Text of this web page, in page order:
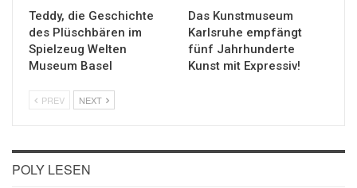
Teddy, die Geschichte
des Plüschbären im
Spielzeug Welten
Museum Basel
Das Kunstmuseum
Karlsruhe empfängt
fünf Jahrhunderte
Kunst mit Expressiv!
PREV NEXT
POLY LESEN